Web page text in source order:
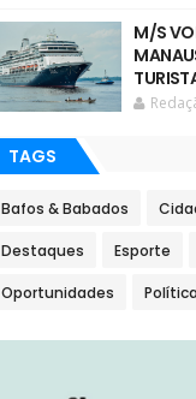
M/S
TAGS
Bafos & Babados
Destaques Esporte
Oportunidades Política